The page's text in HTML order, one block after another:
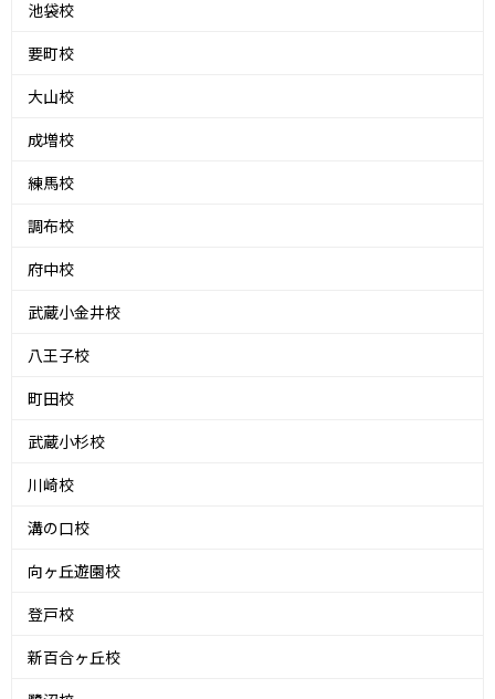
池袋校
要町校
大山校
成増校
練馬校
調布校
府中校
武蔵小金井校
八王子校
町田校
武蔵小杉校
川崎校
溝の口校
向ヶ丘遊園校
登戸校
新百合ヶ丘校